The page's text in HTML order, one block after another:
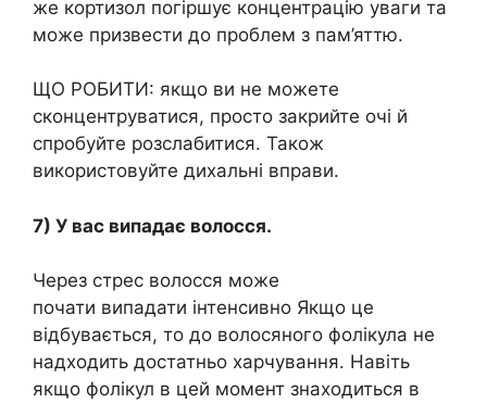
же кортизол погіршує концентрацію уваги та
може призвести до проблем з пам’яттю.
ЩО РОБИТИ: якщо ви не можете
сконцентруватися, просто закрийте очі й
спробуйте розслабитися. Також
використовуйте дихальні вправи.
7) У вас випадає волосся.
Через стрес волосся може
почати випадати інтенсивно Якщо це
відбувається, то до волосяного фолікула не
надходить достатньо харчування. Навіть
якщо фолікул в цей момент знаходиться в